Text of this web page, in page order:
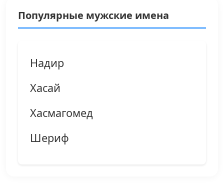
Популярные мужские имена
Надир
Хасай
Хасмагомед
Шериф